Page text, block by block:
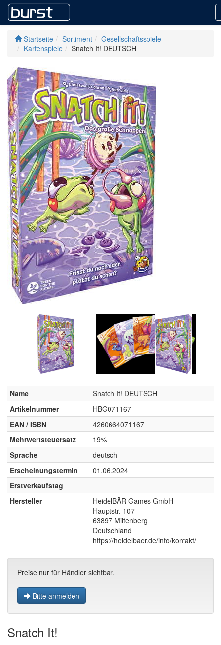
Startseite Sortiment
Gesellschaftsspiele
Kartenspiele
Snatch It! DEUTSCH
Name
Snatch It! DEUTSCH
Artikelnummer
HBG071167
EAN / ISBN
4260664071167
Mehrwertsteuersatz
19%
Sprache
deutsch
Erscheinungstermin
01.06.2024
Erstverkaufstag
Hersteller
HeidelBÄR Games GmbH
Hauptstr. 107
63897 Miltenberg
Deutschland
https://heidelbaer.de/info/kontakt/
Preise nur für Händler sichtbar.
Bitte anmelden
Snatch It!